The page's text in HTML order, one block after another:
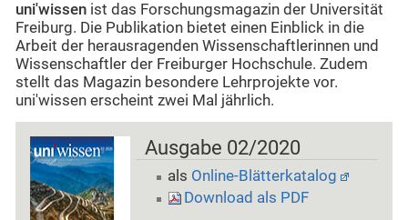
uni'wissen ist das Forschungsmagazin der Universität
Freiburg. Die Publikation bietet einen Einblick in die
Arbeit der herausragenden Wissenschaftlerinnen und
Wissenschaftler der Freiburger Hochschule. Zudem
stellt das Magazin besondere Lehrprojekte vor.
uni'wissen erscheint zwei Mal jährlich.
Ausgabe 02/2020
als Online-Blätterkatalog
Download als PDF